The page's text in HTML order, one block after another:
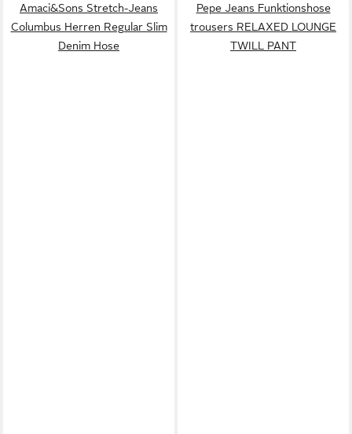
Amaci&Sons Stretch-Jeans
Columbus Herren Regular Slim
Denim Hose
Pepe Jeans Funktionshose
trousers RELAXED LOUNGE
TWILL PANT